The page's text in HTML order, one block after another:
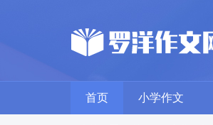
首页 小学作文